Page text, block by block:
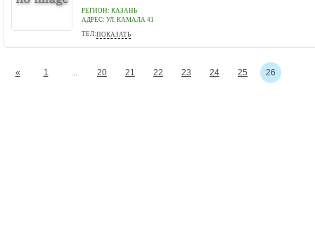
РЕГИОН: КАЗАНЬ
АДРЕС: УЛ. КАМАЛА 41
ТЕЛ:ПОКАЗАТЬ
(843)2991161
« 1 ... 20 21 22 23 24 25 26